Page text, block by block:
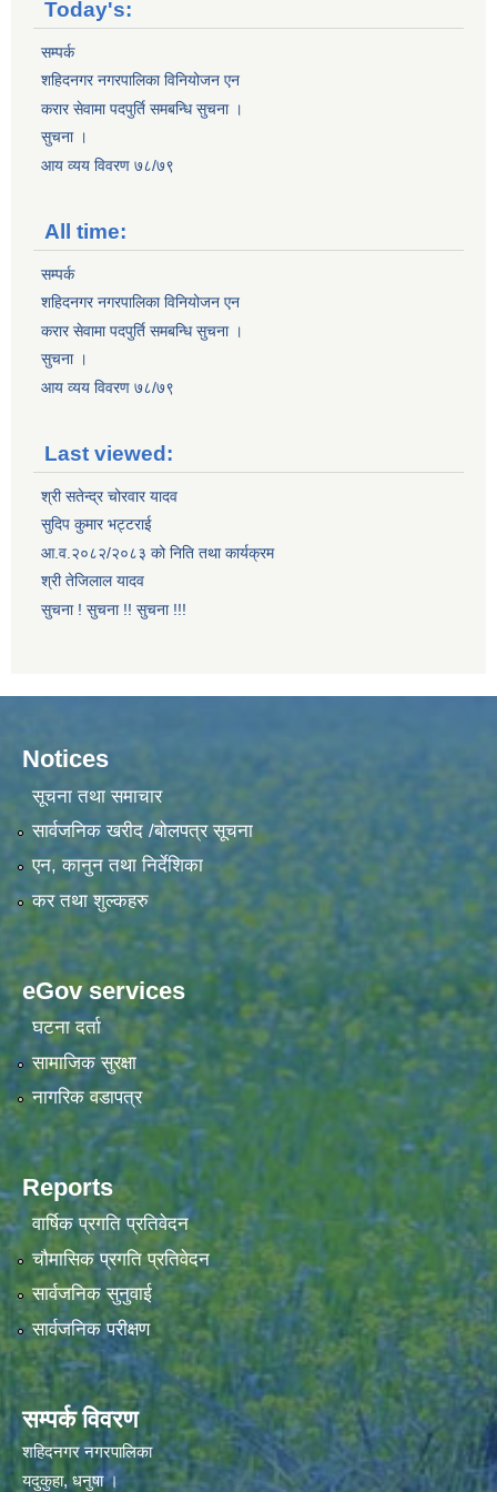
Today's:
सम्पर्क
शहिदनगर नगरपालिका विनियोजन एन
करार सेवामा पदपुर्ति समबन्धि सुचना ।
सुचना ।
आय व्यय विवरण ७८/७९
All time:
सम्पर्क
शहिदनगर नगरपालिका विनियोजन एन
करार सेवामा पदपुर्ति समबन्धि सुचना ।
सुचना ।
आय व्यय विवरण ७८/७९
Last viewed:
श्री सतेन्द्र चोरवार यादव
सुदिप कुमार भट्टराई
आ.व.२०८२/२०८३ को निति तथा कार्यक्रम
श्री तेजिलाल यादव
सुचना ! सुचना !! सुचना !!!
Notices
सूचना तथा समाचार
सार्वजनिक खरीद /बोलपत्र सूचना
एन, कानुन तथा निर्देशिका
कर तथा शुल्कहरु
eGov services
घटना दर्ता
सामाजिक सुरक्षा
नागरिक वडापत्र
Reports
वार्षिक प्रगति प्रतिवेदन
चौमासिक प्रगति प्रतिवेदन
सार्वजनिक सुनुवाई
सार्वजनिक परीक्षण
सम्पर्क विवरण
शहिदनगर नगरपालिका
यदुकुहा, धनुषा ।